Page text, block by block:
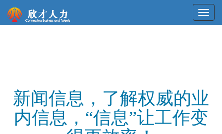
新闻信息，了解权威的业
内信息，“信息”让工作变